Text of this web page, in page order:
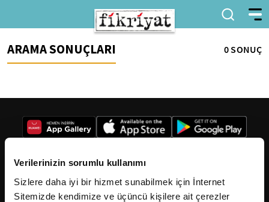
Verilerinizin sorumlu kullanımı
Sizlere daha iyi bir hizmet sunabilmek için İnternet
Sitemizde kendimize ve üçüncü kişilere ait çerezler
ARAMA SONUÇLARI 0 SONUÇ
2026Fikriyat. Tüm hakları saklıdır.